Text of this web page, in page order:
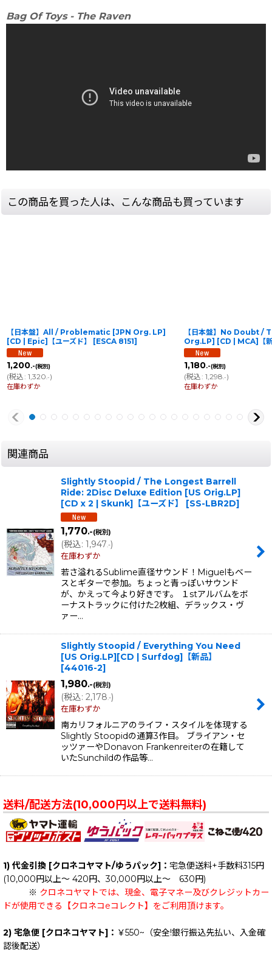
Bag Of Toys - The Raven
この商品を買った人は、こんな商品も買っています
【日本盤】All / Problematic [JPN Org. LP]
[CD | Epic]【ユーズド】
[ESCA 8151]
1,200.-(税別)
(税込: 1,320.-)
在庫わずか
【日本盤】No Doubt
Org.LP] [CD | MCA]【
1,180.-(税別)
(税込: 1,298.-)
在庫わずか
関連商品
Slightly Stoopid / The Longest Barrell
Ride: 2Disc Deluxe Edition [US Orig.LP]
[CD x 2 | Skunk]【ユーズド】
[SS-LBR2D]
1,770.-(税別)
(税込: 1,947.-)
在庫わずか
若さ溢れるSublime直径サウンド！Miguelもベー
スとギターで参加。ちょっと青っぽいサウンド
が、かえって今より好きです。 １stアルバムをボ
ーナストラックに付けた2枚組、デラックス・ヴ
ァー…
Slightly Stoopid / Everything You Need
[US Orig.LP][CD | Surfdog]【新品】
[44016-2]
1,980.-(税別)
(税込: 2,178.-)
在庫わずか
南カリフォルニアのライフ・スタイルを体現する
Slightly Stoopidの通算3作目。 ブライアン・セ
ッツァーやDonavon Frankenreiterの在籍して
いたSunchildの作品等…
送料/配送方法(10,000円以上で送料無料)
1) 代金引換 [クロネコヤマト/ゆうパック]： 宅急便送料+手数料315円
(10,000円以上～ 420円、30,000円以上～ 630円)
※ クロネコヤマトでは、現金、電子マネー及びクレジットカー
ドが使用できる【クロネコeコレクト】をご利用頂けます。
2) 宅急便 [クロネコヤマト]： ￥550~（安全!銀行振込先払い、入金確
認後配送）